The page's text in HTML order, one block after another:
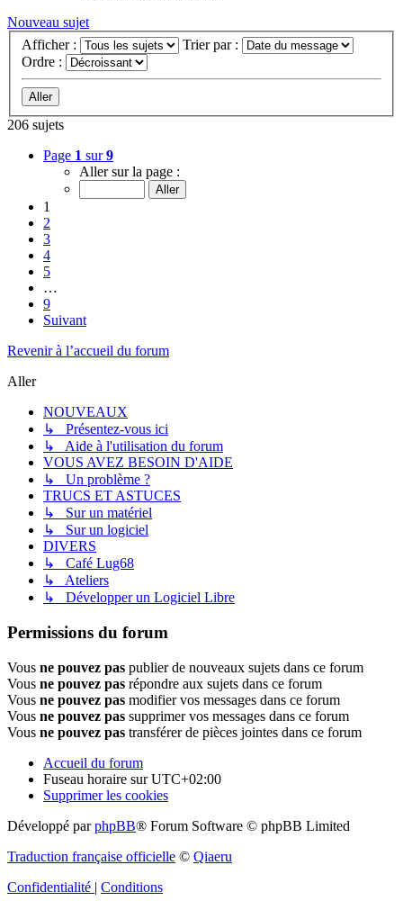
Nouveau sujet
Afficher :
Trier par :
Ordre :
206 sujets
Page 1 sur9
Aller sur la page :
1
2
3
4
5
…
9
Suivant
Revenir à l’accueil du forum
Aller
NOUVEAUX
↳ Présentez-vous ici
↳ Aide à l'utilisation du forum
VOUS AVEZ BESOIN D'AIDE
↳ Un problème ?
TRUCS ET ASTUCES
↳ Sur un matériel
↳ Sur un logiciel
DIVERS
↳ Café Lug68
↳ Ateliers
↳ Développer un Logiciel Libre
Permissions du forum
Vous ne pouvez pas publier de nouveaux sujets dans ce forum
Vous ne pouvez pas répondre aux sujets dans ce forum
Vous ne pouvez pas modifier vos messages dans ce forum
Vous ne pouvez pas supprimer vos messages dans ce forum
Vous ne pouvez pas transférer de pièces jointes dans ce forum
Accueil du forum
Fuseau horaire surUTC+02:00
Supprimer les cookies
Développé parphpBB® Forum Software © phpBB Limited
Traduction française officielle © Qiaeru
Confidentialité | Conditions